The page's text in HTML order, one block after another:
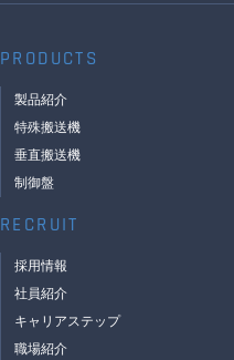
PRODUCTS
製品紹介
特殊搬送機
垂直搬送機
制御盤
RECRUIT
採用情報
社員紹介
キャリアステップ
職場紹介